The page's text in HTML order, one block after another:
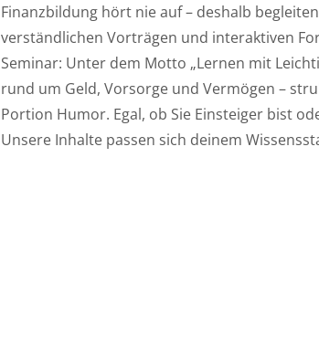
Finanzbildung hört nie auf – deshalb
verständlichen Vorträgen und interaktiven
Seminar: Unter dem Motto „Lernen mit
rund um Geld, Vorsorge und Vermögen –
Portion Humor. Egal, ob Sie Einsteiger bist
Unsere Inhalte passen sich deinem